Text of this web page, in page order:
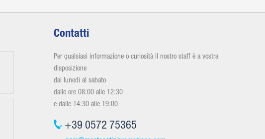
Contatti
Per qualsiasi informazione o curiosità il nostro staff è a vostra
disposizione
dal lunedì al sabato
dalle ore 08:00 alle 12:30
e dalle 14:30 alle 19:00
+39 0572 75365